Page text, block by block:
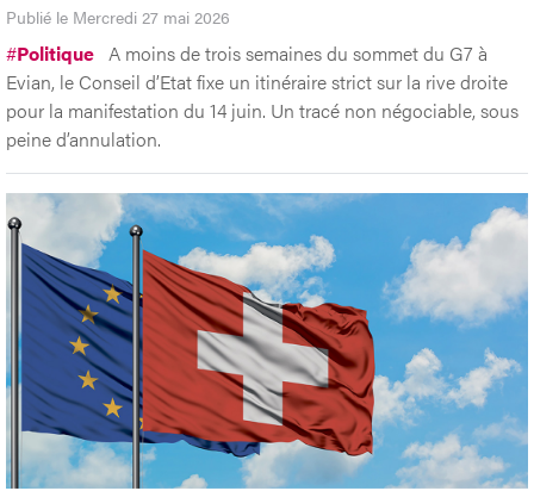
Publié le Mercredi 27 mai 2026
#Politique A moins de trois semaines du sommet du G7 à
Evian, le Conseil d’Etat fixe un itinéraire strict sur la rive droite
pour la manifestation du 14 juin. Un tracé non négociable, sous
peine d’annulation.